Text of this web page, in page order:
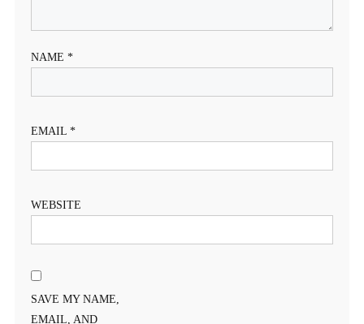
NAME *
EMAIL *
WEBSITE
SAVE MY NAME,
EMAIL, AND